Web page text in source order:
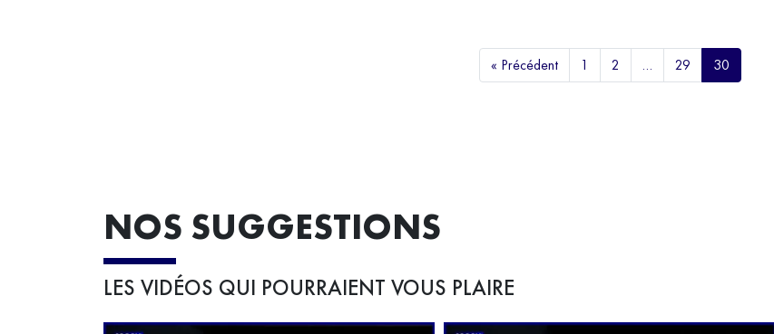
l'apprentissage et la concentration des enfants. Du
Crazy Horse, en passant par la Star Academy, Aria
« Précédent 1 2 … 29 30
NOS SUGGESTIONS
LES VIDÉOS QUI POURRAIENT VOUS PLAIRE